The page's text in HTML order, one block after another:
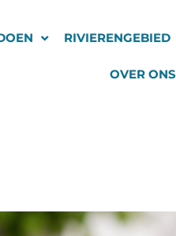
RIVIERENGEBIED
OVER ONS